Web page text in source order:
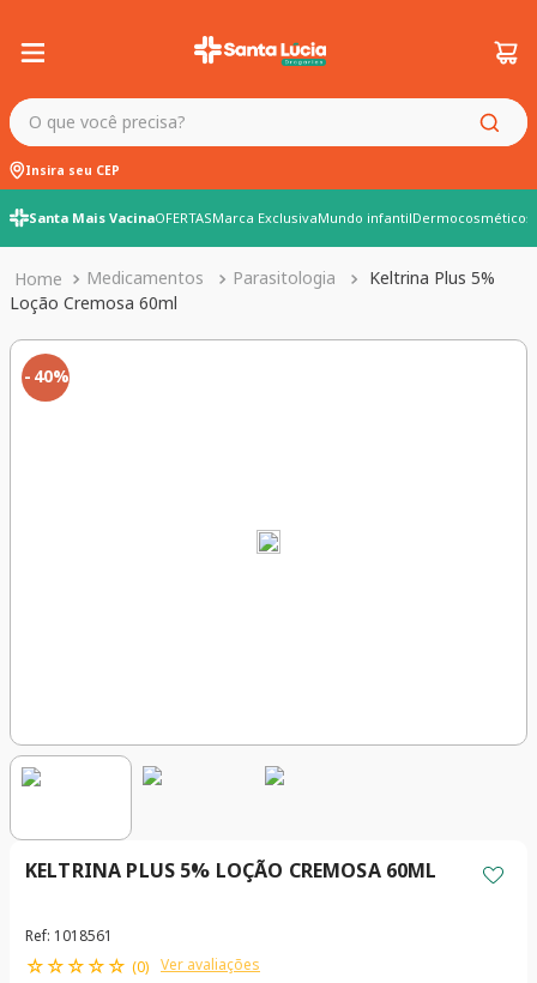
O que você precisa?
Insira seu CEP
Santa Mais VacinaOFERTASMarca ExclusivaMundo infantilDermocosméticos
Medicamentos Parasitologia
Keltrina Plus 5%
Loção Cremosa 60ml
40%
KELTRINA PLUS 5% LOÇÃO CREMOSA 60ML
Ref: 1018561
☆☆☆☆☆ (0) Ver avaliações